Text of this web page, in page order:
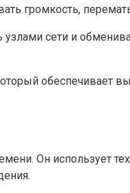
громкость,
сети и
обеспечивает
Он использует